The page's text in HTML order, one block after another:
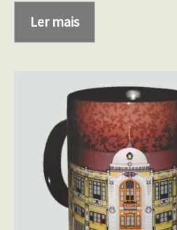
Ler mais